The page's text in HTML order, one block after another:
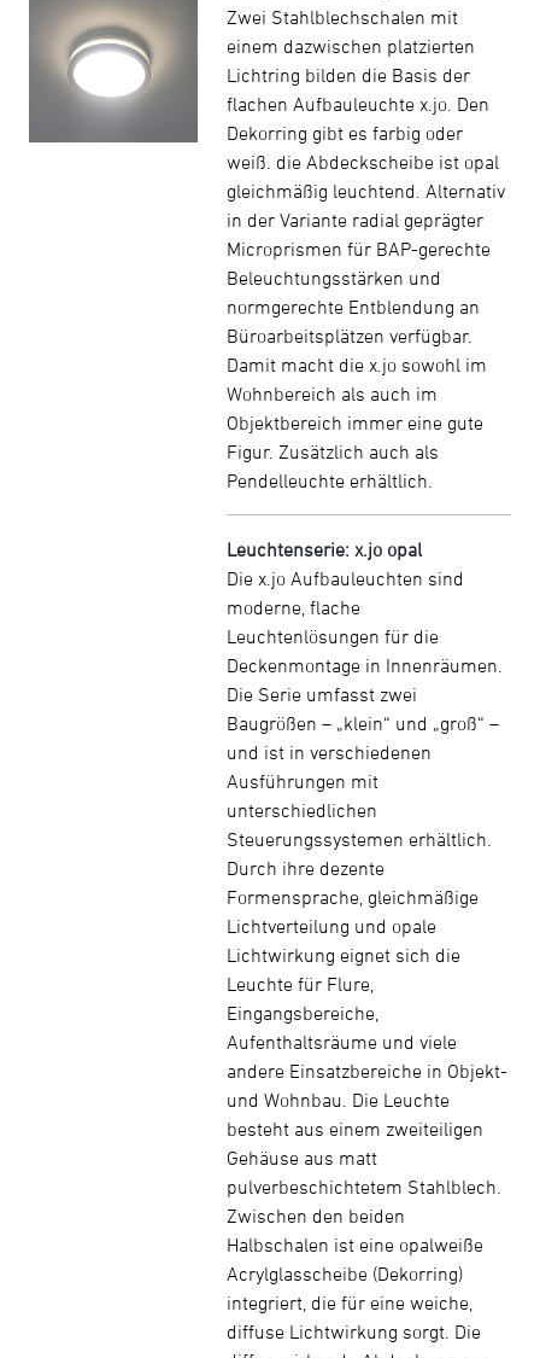
Zwei Stahlblechschalen mit
einem dazwischen platzierten
Lichtring bilden die Basis der
flachen Aufbauleuchte x.jo. Den
Dekorring gibt es farbig oder
weiß. die Abdeckscheibe ist opal
gleichmäßig leuchtend. Alternativ
in der Variante radial geprägter
Microprismen für BAP-gerechte
Beleuchtungsstärken und
normgerechte Entblendung an
Büroarbeitsplätzen verfügbar.
Damit macht die x.jo sowohl im
Wohnbereich als auch im
Objektbereich immer eine gute
Figur. Zusätzlich auch als
Pendelleuchte erhältlich.
Leuchtenserie: x.jo opal
Die x.jo Aufbauleuchten sind
moderne, flache
Leuchtenlösungen für die
Deckenmontage in Innenräumen.
Die Serie umfasst zwei
Baugrößen – „klein“ und „groß“ –
und ist in verschiedenen
Ausführungen mit
unterschiedlichen
Steuerungssystemen erhältlich.
Durch ihre dezente
Formensprache, gleichmäßige
Lichtverteilung und opale
Lichtwirkung eignet sich die
Leuchte für Flure,
Eingangsbereiche,
Aufenthaltsräume und viele
andere Einsatzbereiche in Objekt-
und Wohnbau. Die Leuchte
besteht aus einem zweiteiligen
Gehäuse aus matt
pulverbeschichtetem Stahlblech.
Zwischen den beiden
Halbschalen ist eine opalweiße
Acrylglasscheibe (Dekorring)
integriert, die für eine weiche,
diffuse Lichtwirkung sorgt. Die